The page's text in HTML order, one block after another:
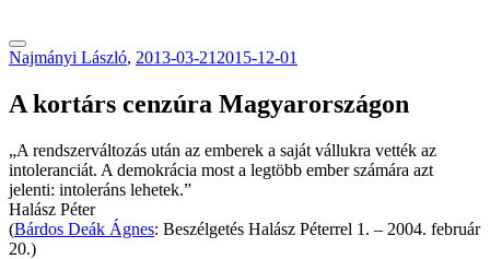
Najmányi László, 2013-03-21 2015-12-01
A kortárs cenzúra Magyarországon
„A rendszerváltozás után az emberek a saját vállukra vették az
intoleranciát. A demokrácia most a legtöbb ember számára azt
jelenti: intoleráns lehetek.”
Halász Péter
(Bárdos Deák Ágnes: Beszélgetés Halász Péterrel 1. – 2004. február
20.)